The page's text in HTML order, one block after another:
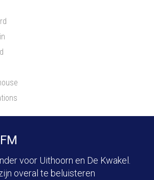
voor Uithoorn en De Kwakel.
overal te beluisteren